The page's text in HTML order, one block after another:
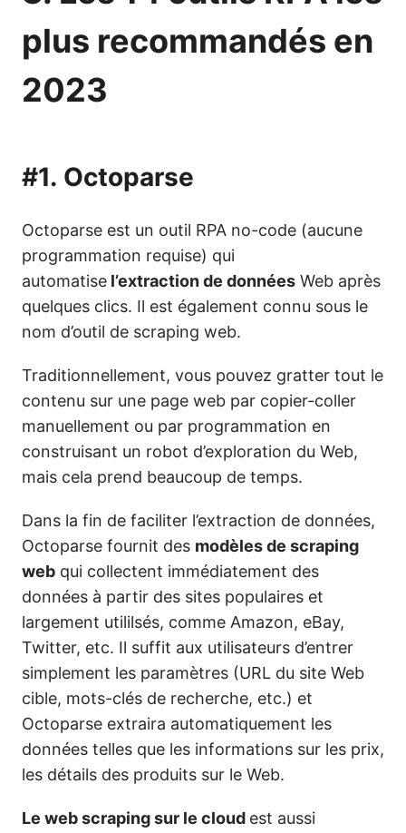
plus recommandés en
2023
#1. Octoparse
Octoparse est un outil RPA no-code (aucune
programmation requise) qui
automatise l’extraction de données Web après
quelques clics. Il est également connu sous le
nom d’outil de scraping web.
Traditionnellement, vous pouvez gratter tout le
contenu sur une page web par copier-coller
manuellement ou par programmation en
construisant un robot d’exploration du Web,
mais cela prend beaucoup de temps.
Dans la fin de faciliter l’extraction de données,
Octoparse fournit des modèles de scraping
web qui collectent immédiatement des
données à partir des sites populaires et
largement utililsés, comme Amazon, eBay,
Twitter, etc. Il suffit aux utilisateurs d’entrer
simplement les paramètres (URL du site Web
cible, mots-clés de recherche, etc.) et
Octoparse extraira automatiquement les
données telles que les informations sur les prix,
les détails des produits sur le Web.
Le web scraping sur le cloud est aussi